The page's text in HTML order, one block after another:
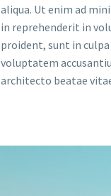
aliqua. Ut enim ad
in reprehenderit in
proident, sunt in
voluptatem
architecto beatae